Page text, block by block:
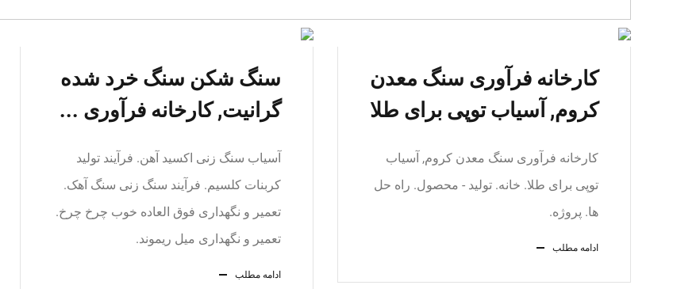
کارخانه فرآوری سنگ معدن
کروم, آسیاب توپی برای طلا
کارخانه فرآوری سنگ معدن کروم, آسیاب
توپی برای طلا. خانه. تولید - محصول. راه حل
ها. پروژه.
ادامه مطلب
سنگ شکن سنگ خرد شده
گرانیت, کارخانه فرآوری ...
آسیاب سنگ زنی اکسید آهن. فرآیند تولید
کربنات کلسیم. فرآیند سنگ زنی سنگ آهک.
تعمیر و نگهداری فوق العاده خوب چرخ چرخ.
تعمیر و نگهداری میل ریموند.
ادامه مطلب